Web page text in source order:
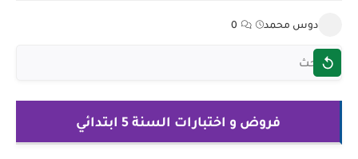
دوس محمد 0
فروض و اختبارات السنة 5 ابتدائي